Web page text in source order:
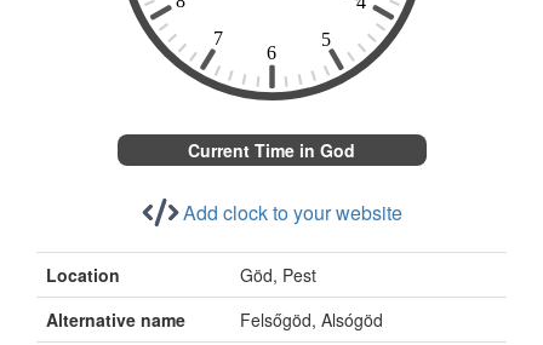
Current Time in God
Add clock to your website
Location
Göd, Pest
Alternative name
Felsőgöd, Alsógöd